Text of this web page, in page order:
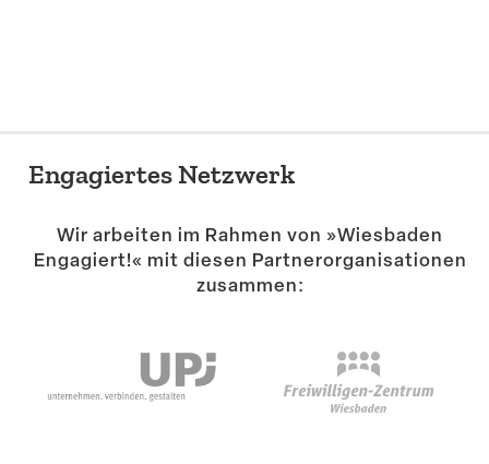
Engagiertes Netzwerk
Wir arbeiten im Rahmen von »Wiesbaden
Engagiert!« mit diesen Partner­or­ga­ni­sa­tionen
zusammen: